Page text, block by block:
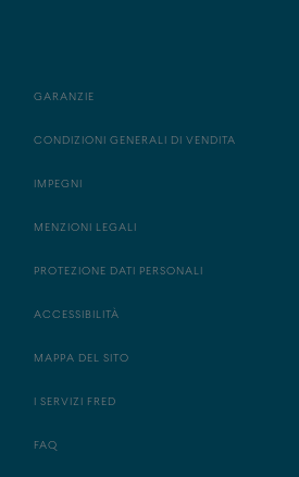
GARANZIE
CONDIZIONI GENERALI DI VENDITA
IMPEGNI
MENZIONI LEGALI
PROTEZIONE DATI PERSONALI
ACCESSIBILITÀ
MAPPA DEL SITO
I SERVIZI FRED
FAQ